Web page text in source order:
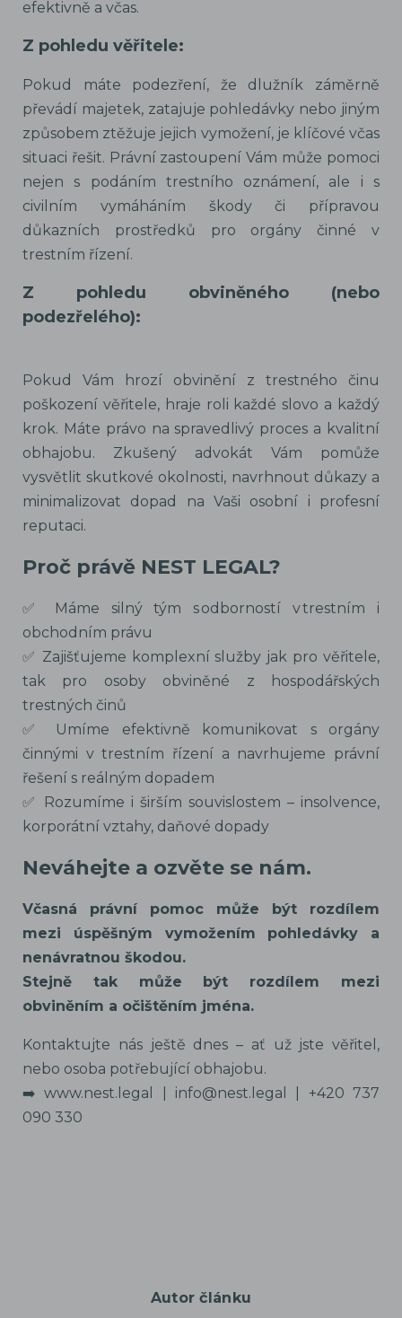
efektivně a včas.
Z pohledu věřitele:
Pokud máte podezření, že dlužník záměrně
převádí majetek, zatajuje pohledávky nebo jiným
způsobem ztěžuje jejich vymožení, je klíčové včas
situaci řešit. Právní zastoupení Vám může pomoci
nejen s podáním trestního oznámení, ale i s
civilním vymáháním škody či přípravou
důkazních prostředků pro orgány činné v
trestním řízení.
Z pohledu obviněného (nebo
podezřelého):
Pokud Vám hrozí obvinění z trestného činu
poškození věřitele, hraje roli každé slovo a každý
krok. Máte právo na spravedlivý proces a kvalitní
obhajobu. Zkušený advokát Vám pomůže
vysvětlit skutkové okolnosti, navrhnout důkazy a
minimalizovat dopad na Vaši osobní i profesní
reputaci.
Proč právě NEST LEGAL?
✅ Máme silný tým s odborností v trestním i
obchodním právu
✅ Zajišťujeme komplexní služby jak pro věřitele,
tak pro osoby obviněné z hospodářských
trestných činů
✅ Umíme efektivně komunikovat s orgány
činnými v trestním řízení a navrhujeme právní
řešení s reálným dopadem
✅ Rozumíme i širším souvislostem – insolvence,
korporátní vztahy, daňové dopady
Neváhejte a ozvěte se nám.
Včasná právní pomoc může být rozdílem
mezi úspěšným vymožením pohledávky a
nenávratnou škodou.
Stejně tak může být rozdílem mezi
obviněním a očištěním jména.
Kontaktujte nás ještě dnes – ať už jste věřitel,
nebo osoba potřebující obhajobu.
➡️ www.nest.legal | info@nest.legal | +420 737
090 330
Autor článku